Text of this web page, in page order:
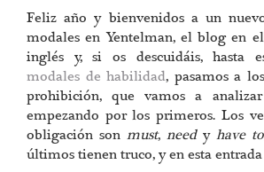
Feliz año y bienvenidos a un
modales en Yentelman, el blog en
inglés y, si os descuidáis, hasta
modales de habilidad, pasamos a
prohibición, que vamos a
empezando por los primeros. Los
obligación son must, needy have to
últimos tienen truco, y en esta